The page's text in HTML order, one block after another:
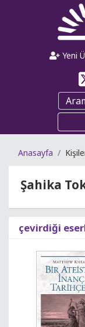
Yeni
Anasayfa
Şahika
çevirdiği